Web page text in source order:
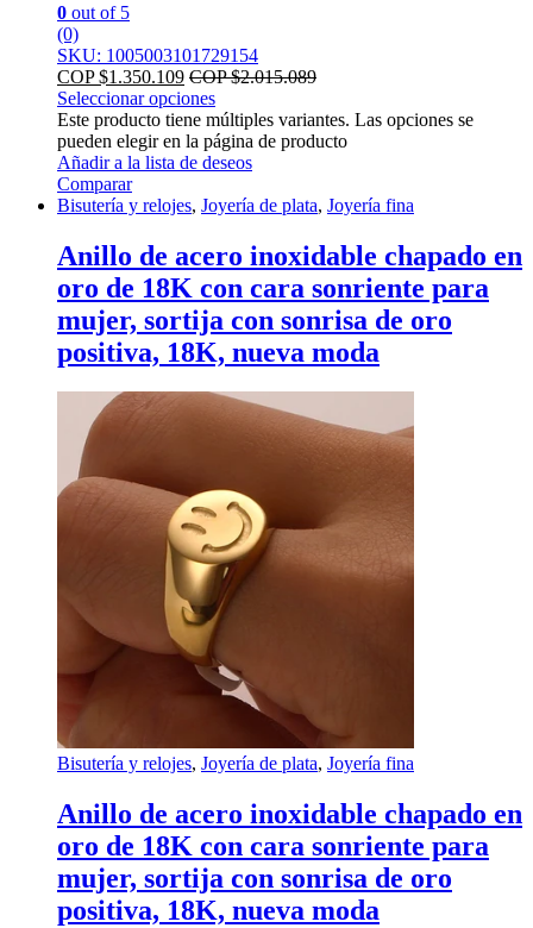
0 out of 5
(0)
SKU: 1005003101729154
COP $1.350.109 COP $2.015.089
Seleccionar opciones
Este producto tiene múltiples variantes. Las opciones se
pueden elegir en la página de producto
Añadir a la lista de deseos
Comparar
Bisutería y relojes, Joyería de plata, Joyería fina
Anillo de acero inoxidable chapado en
oro de 18K con cara sonriente para
mujer, sortija con sonrisa de oro
positiva, 18K, nueva moda
Bisutería y relojes, Joyería de plata, Joyería fina
Anillo de acero inoxidable chapado en
oro de 18K con cara sonriente para
mujer, sortija con sonrisa de oro
positiva, 18K, nueva moda